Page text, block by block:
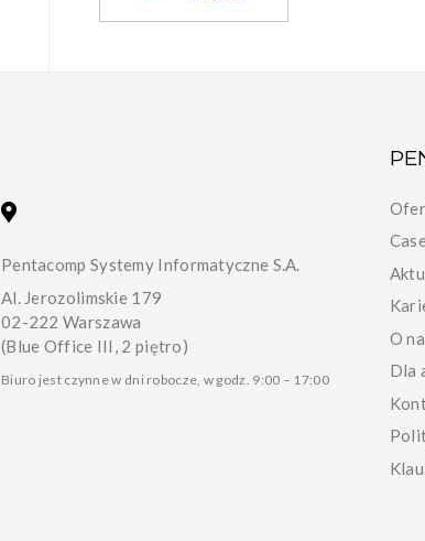
Pentacomp Systemy Informatyczne S.A.
Al. Jerozolimskie 179
02-222 Warszawa
(Blue Office III, 2 piętro)
Biuro jest czynne w dni robocze, w godz. 9:00 – 17:00
O
Dla